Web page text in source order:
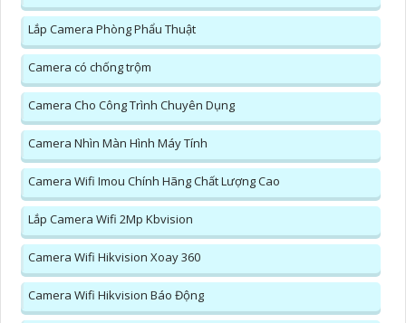
Lắp Camera Phòng Phẩu Thuật
Camera có chống trộm
Camera Cho Công Trình Chuyên Dụng
Camera Nhìn Màn Hình Máy Tính
Camera Wifi Imou Chính Hãng Chất Lượng Cao
Lắp Camera Wifi 2Mp Kbvision
Camera Wifi Hikvision Xoay 360
Camera Wifi Hikvision Báo Động